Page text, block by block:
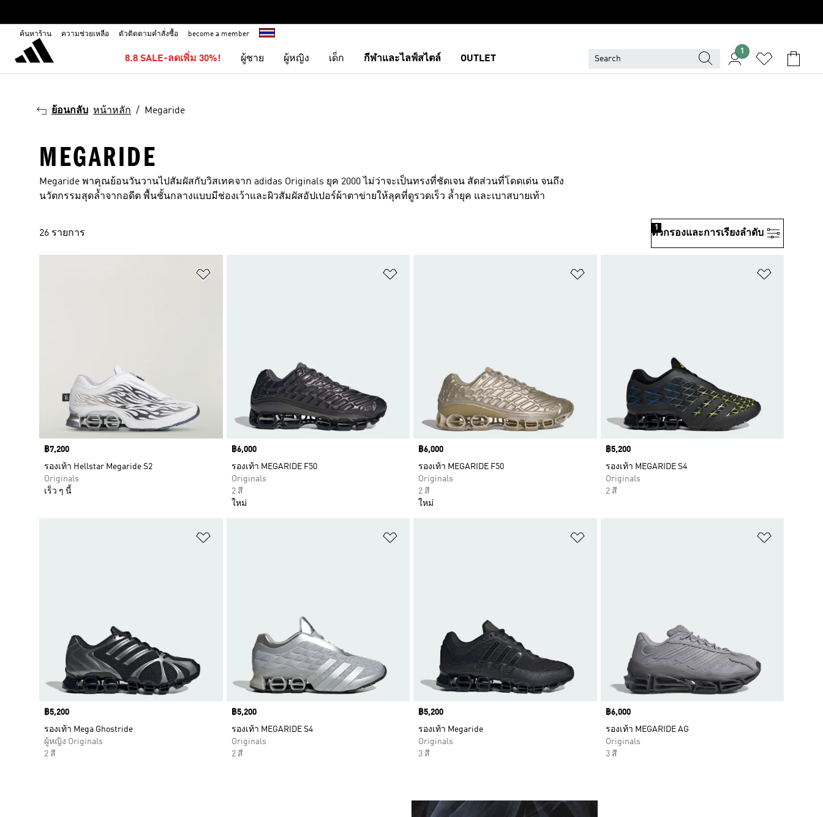
ค้นหาร้าน ความช่วยเหลือ ตัวติดตามคำสั่งซื้อ become a member
8.8 SALE-ลดเพิ่ม 30%! ผู้ชาย ผู้หญิง เด็ก กีฬาและไลฟ์สไตล์ OUTLET
1
ย้อนกลับ หน้าหลัก Megaride
MEGARIDE
Megaride พาคุณย้อนวันวานไปสัมผัสกับวิสเทคจาก adidas Originals ยุค 2000 ไม่ว่าจะเป็นทรงที่ชัดเจน สัดส่วนที่โดดเด่น จนถึง
นวัตกรรมสุดล้ำจากอดีต พื้นชั้นกลางแบบมีช่องเว้าและผิวสัมผัสอัปเปอร์ผ้าตาข่ายให้ลุคที่ดูรวดเร็ว ล้ำยุค และเบาสบายเท้า
26 รายการ ตัวกรองและการเรียงลําดับ
1
Price
฿7,200
รองเท้า Hellstar Megaride S2
Originals
เร็ว ๆ นี้
Price
฿6,000
รองเท้า MEGARIDE F50
Originals
2 สี
ใหม่
Price
฿6,000
รองเท้า MEGARIDE F50
Originals
2 สี
ใหม่
Price
฿5,200
รองเท้า MEGARIDE S4
Originals
2 สี
Price
฿5,200
รองเท้า Mega Ghostride
ผู้หญิง Originals
2 สี
Price
฿5,200
รองเท้า MEGARIDE S4
Originals
2 สี
Price
฿5,200
รองเท้า Megaride
Originals
3 สี
Price
฿6,000
รองเท้า MEGARIDE AG
Originals
3 สี